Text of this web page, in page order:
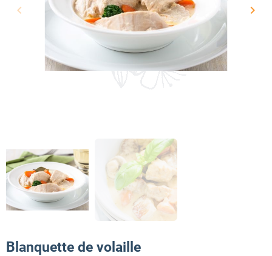
Précédent
keyboard_arrow_left keyboard_arrow_right
Blanquette de volaille